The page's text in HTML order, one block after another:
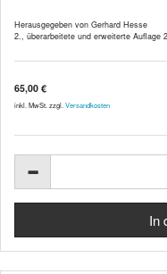
Herausgegeben von Gerhard Hesse
2., überarbeitete und erweiterte Auflage
65,00 €
inkl. MwSt. zzgl. Versandkosten